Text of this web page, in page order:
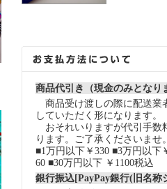
商品代引き（現金のみとなり
商品受け渡しの際に配送業
していただく形になります。
おそれいりますが代引手数
ります。ご了承くださいませ
■1万円以下￥330 ■3万円以下
60 ■30万円以下 ￥1100税込
銀行振込[PayPay銀行(旧名称